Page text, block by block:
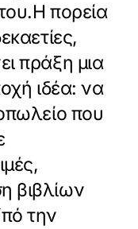
πορεία
πράξη μια
ιδέα: να
που
βιβλίων
την